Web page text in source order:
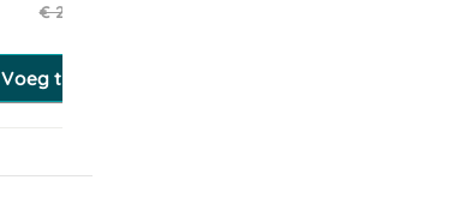
€ 24,45
Voeg toe aan winkeltas